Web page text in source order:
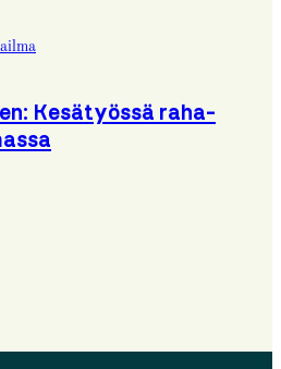
Kesätyössä raha-